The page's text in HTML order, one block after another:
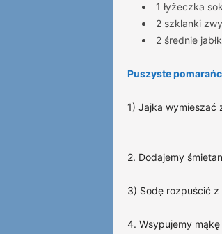
1 łyżeczka
2 szklanki
2 średnie
Puszyste
1) Jajka wymieszać
2. Dodajemy
3) Sodę rozpuścić
4. Wsypujemy